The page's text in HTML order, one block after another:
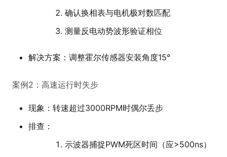
确认换相表与电机极对数匹配
测量反电动势波形验证相位
解决方案：调整霍尔传感器安装角度15°
案例2：高速运行时失步
现象：转速超过3000RPM时偶尔丢步
排查：
示波器捕捉PWM死区时间（应>500ns）